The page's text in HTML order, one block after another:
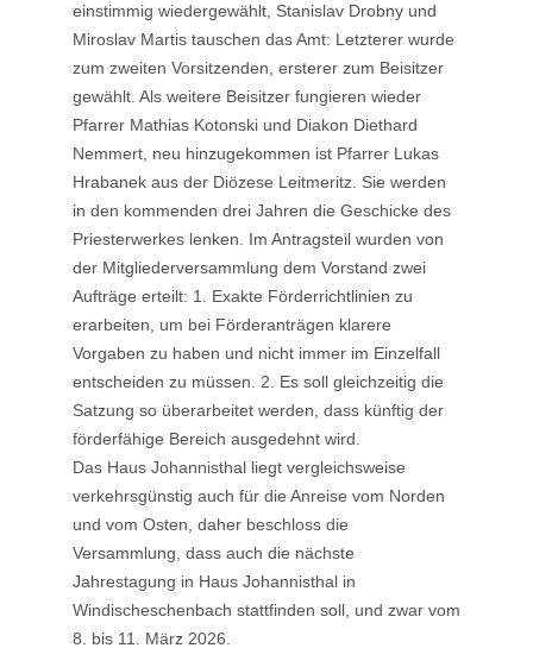
einstimmig wiedergewählt, Stanislav Drobny und
Miroslav Martis tauschen das Amt: Letzterer wurde
zum zweiten Vorsitzenden, ersterer zum Beisitzer
gewählt. Als weitere Beisitzer fungieren wieder
Pfarrer Mathias Kotonski und Diakon Diethard
Nemmert, neu hinzugekommen ist Pfarrer Lukas
Hrabanek aus der Diözese Leitmeritz. Sie werden
in den kommenden drei Jahren die Geschicke des
Priesterwerkes lenken. Im Antragsteil wurden von
der Mitgliederversammlung dem Vorstand zwei
Aufträge erteilt: 1. Exakte Förderrichtlinien zu
erarbeiten, um bei Förderanträgen klarere
Vorgaben zu haben und nicht immer im Einzelfall
entscheiden zu müssen. 2. Es soll gleichzeitig die
Satzung so überarbeitet werden, dass künftig der
förderfähige Bereich ausgedehnt wird.
Das Haus Johannisthal liegt vergleichsweise
verkehrsgünstig auch für die Anreise vom Norden
und vom Osten, daher beschloss die
Versammlung, dass auch die nächste
Jahrestagung in Haus Johannisthal in
Windischeschenbach stattfinden soll, und zwar vom
8. bis 11. März 2026.